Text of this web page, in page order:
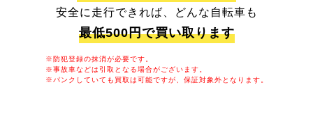
安全に走行できれば、どんな自転車も
最低500円で買い取ります
※防犯登録の抹消が必要です。
※事故車などは引取となる場合がございます。
※パンクしていても買取は可能ですが、保証対象外となります。